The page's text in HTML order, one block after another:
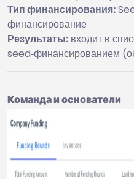
Тип финансирования:
финансирование
Результаты: входит в
seed‑финансированием
Команда и основатели